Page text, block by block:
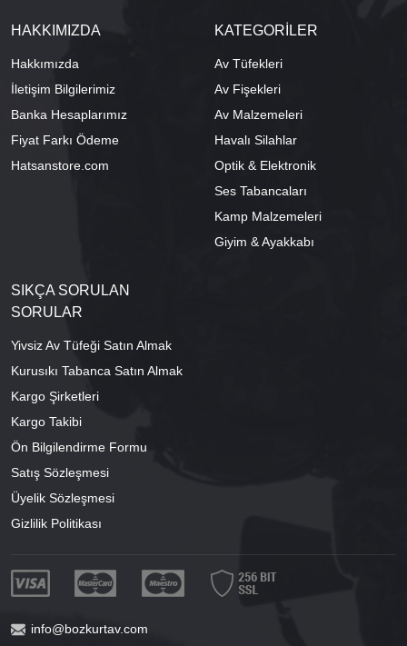
HAKKIMIZDA
Hakkımızda
İletişim Bilgilerimiz
Banka Hesaplarımız
Fiyat Farkı Ödeme
Hatsanstore.com
KATEGORİLER
Av Tüfekleri
Av Fişekleri
Av Malzemeleri
Havalı Silahlar
Optik & Elektronik
Ses Tabancaları
Kamp Malzemeleri
Giyim & Ayakkabı
SIKÇA SORULAN
SORULAR
Yivsiz Av Tüfeği Satın Almak
Kurusıkı Tabanca Satın Almak
Kargo Şirketleri
Kargo Takibi
Ön Bilgilendirme Formu
Satış Sözleşmesi
Üyelik Sözleşmesi
Gizlilik Politikası
info@bozkurtav.com